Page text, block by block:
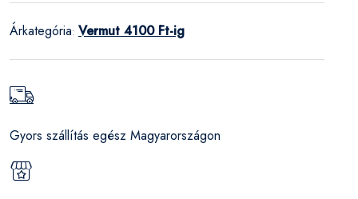
Árkategória: Vermut 4100 Ft-ig
Gyors szállítás egész Magyarországon